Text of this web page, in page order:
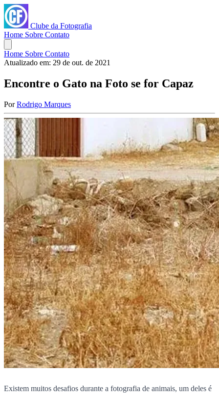
Clube da Fotografia
Home Sobre Contato
Home Sobre Contato
Atualizado em: 29 de out. de 2021
Encontre o Gato na Foto se for Capaz
Por Rodrigo Marques
Existem muitos desafios durante a fotografia de animais, um deles é